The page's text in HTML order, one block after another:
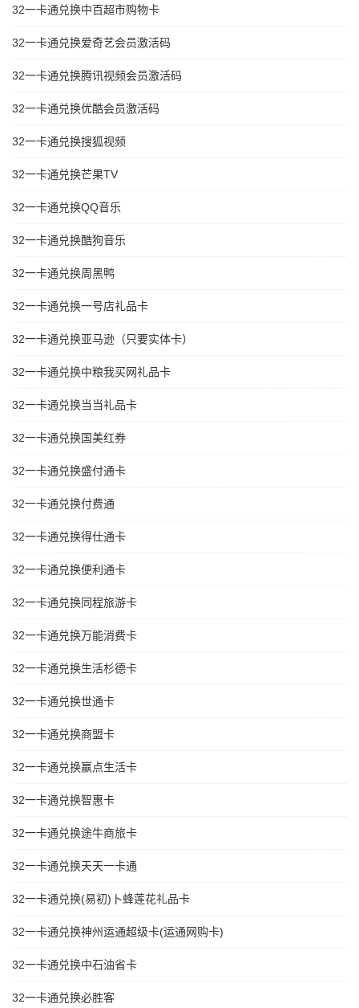
32一卡通兑换中百超市购物卡
32一卡通兑换爱奇艺会员激活码
32一卡通兑换腾讯视频会员激活码
32一卡通兑换优酷会员激活码
32一卡通兑换搜狐视频
32一卡通兑换芒果TV
32一卡通兑换QQ音乐
32一卡通兑换酷狗音乐
32一卡通兑换周黑鸭
32一卡通兑换一号店礼品卡
32一卡通兑换亚马逊（只要实体卡）
32一卡通兑换中粮我买网礼品卡
32一卡通兑换当当礼品卡
32一卡通兑换国美红券
32一卡通兑换盛付通卡
32一卡通兑换付费通
32一卡通兑换得仕通卡
32一卡通兑换便利通卡
32一卡通兑换同程旅游卡
32一卡通兑换万能消费卡
32一卡通兑换生活杉德卡
32一卡通兑换世通卡
32一卡通兑换商盟卡
32一卡通兑换赢点生活卡
32一卡通兑换智惠卡
32一卡通兑换途牛商旅卡
32一卡通兑换天天一卡通
32一卡通兑换(易初)卜蜂莲花礼品卡
32一卡通兑换神州运通超级卡(运通网购卡)
32一卡通兑换中石油省卡
32一卡通兑换必胜客